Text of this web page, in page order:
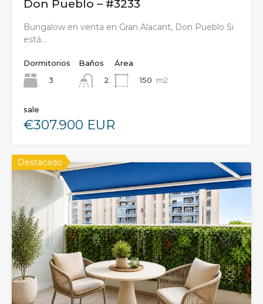
Don Pueblo – #3233
Bungalow en venta en Gran Alacant, Don Pueblo Si
está…
Dormitorios
3
Baños
2
Área
150 m2
sale
€307.900 EUR
Destacado